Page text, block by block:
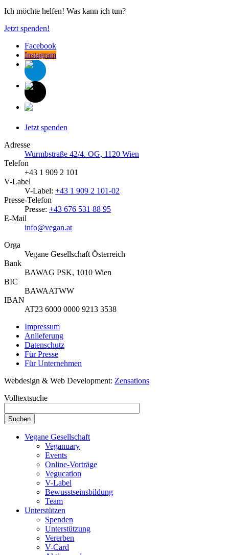
Ich möchte helfen! Was kann ich tun?
Jetzt spenden!
Facebook
Instagram
Jetzt spenden
Adresse
Wurmbstraße 42/4. OG, 1120 Wien
Telefon
+43 1 909 2 101
V-Label
V-Label: +43 1 909 2 101-02
Presse-Telefon
Presse: +43 676 531 88 95
E-Mail
info@vegan.at
Orga
Vegane Gesellschaft Österreich
Bank
BAWAG PSK, 1010 Wien
BIC
BAWAATWW
IBAN
AT23 6000 0000 9213 3538
Impressum
Anlieferung
Datenschutz
Für Presse
Für Unternehmen
Webdesign & Web Development: Zensations
Volltextsuche
Vegane Gesellschaft
Veganuary
Events
Online-Vorträge
Vegucation
V-Label
Bewusstseinsbildung
Team
Unterstützen
Spenden
Unterstützung
Vererben
V-Card